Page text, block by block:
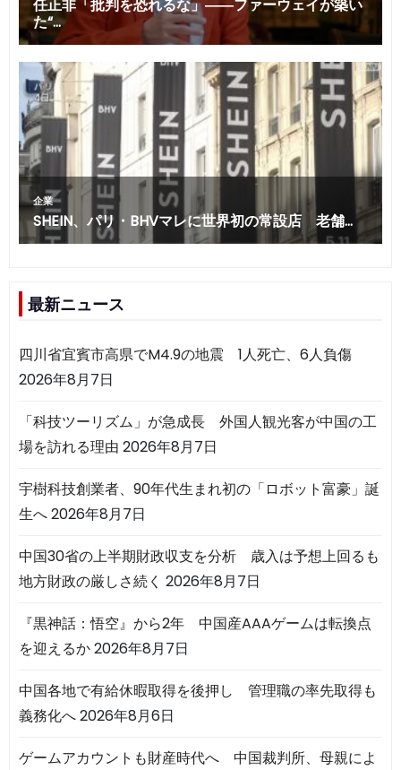
最新ニュース
四川省宜賓市高県でM4.9の地震 1人死亡、6人負傷
2026年8月7日
「科技ツーリズム」が急成長 外国人観光客が中国の工
場を訪れる理由 2026年8月7日
宇樹科技創業者、90年代生まれ初の「ロボット富豪」誕
生へ2026年8月7日
中国30省の上半期財政収支を分析 歳入は予想上回るも
地方財政の厳しさ続く 2026年8月7日
『黒神話：悟空』から2年 中国産AAAゲームは転換点
を迎えるか2026年8月7日
中国各地で有給休暇取得を後押し 管理職の率先取得も
義務化へ2026年8月6日
ゲームアカウントも財産時代へ 中国裁判所、母親によ